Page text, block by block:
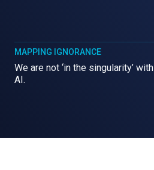
MAPPING IGNORANCE
We are not ‘in the singularity’ with
AI.